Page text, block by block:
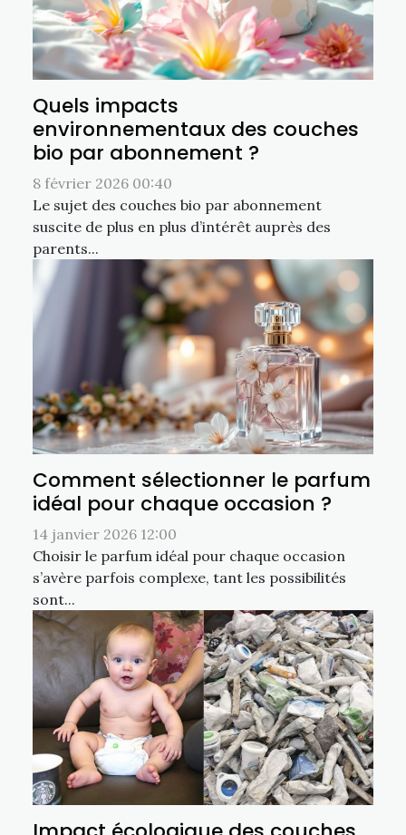
Quels impacts
environnementaux des couches
bio par abonnement ?
8 février 2026 00:40
Le sujet des couches bio par abonnement
suscite de plus en plus d’intérêt auprès des
parents...
Comment sélectionner le parfum
idéal pour chaque occasion ?
14 janvier 2026 12:00
Choisir le parfum idéal pour chaque occasion
s’avère parfois complexe, tant les possibilités
sont...